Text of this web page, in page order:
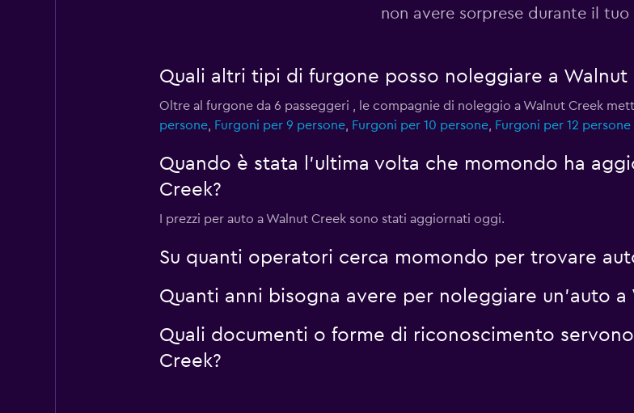
non avere sorprese durante il
Quali altri tipi di furgone posso noleggiare a Walnut
Oltre al furgone da 6 passeggeri , le compagnie di noleggio a Walnut Creek
persone, Furgoni per 9 persone, Furgoni per 10 persone, Furgoni per 12 persone
Quando è stata l'ultima volta che momondo ha
Creek?
I prezzi per auto a Walnut Creek sono stati aggiornati oggi.
Su quanti operatori cerca momondo per trovare
Quanti anni bisogna avere per noleggiare un'auto a
Quali documenti o forme di riconoscimento
Creek?